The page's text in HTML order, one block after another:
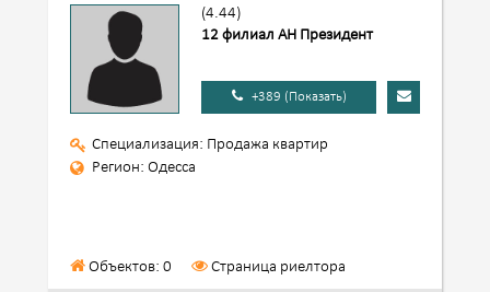
(4.44)
12 филиал АН Президент
+389 (Показать)
Специализация: Продажа квартир
Регион: Одесса
Объектов: 0 Страница риелтора